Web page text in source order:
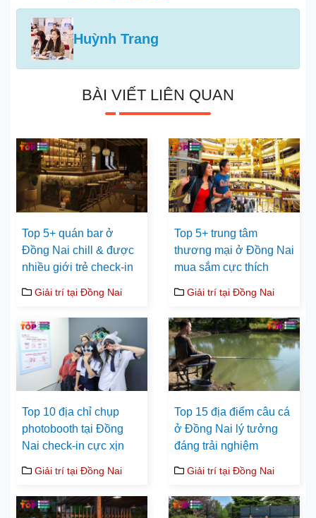
Huỳnh Trang
BÀI VIẾT LIÊN QUAN
Top 5+ quán bar ở
Đồng Nai chill & được
nhiều giới trẻ check-in
Giải trí tại Đồng Nai
Top 5+ trung tâm
thương mại ở Đồng Nai
mua sắm cực thích
Giải trí tại Đồng Nai
Top 10 địa chỉ chụp
photobooth tại Đồng
Nai check-in cực xịn
Giải trí tại Đồng Nai
Top 15 địa điểm câu cá
ở Đồng Nai lý tưởng
đáng trải nghiệm
Giải trí tại Đồng Nai